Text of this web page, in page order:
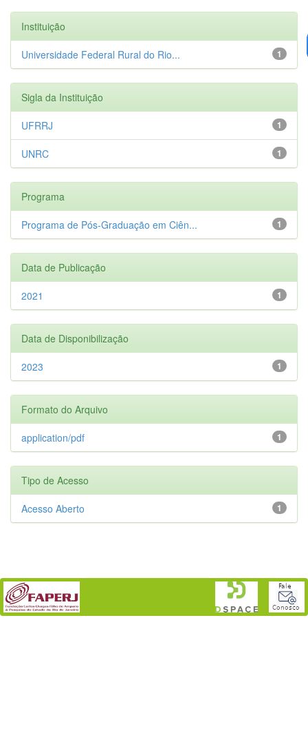
Instituição
1
Universidade Federal Rural do Rio...
Sigla da Instituição
1
UFRRJ
1
UNRC
Programa
1
Programa de Pós-Graduação em Ciên...
Data de Publicação
1
2021
Data de Disponibilização
1
2023
Formato do Arquivo
1
application/pdf
Tipo de Acesso
1
Acesso Aberto